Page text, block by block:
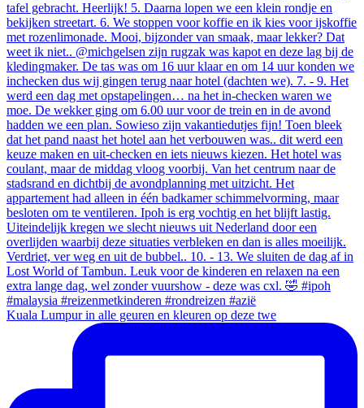
Kuala Lumpur in alle geuren en kleuren op deze twe